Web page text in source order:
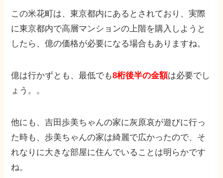
この米花町は、東京都内にあるとされており、実際
に東京都内で高層マンションの上階を購入しようと
したら、億の価格が必要になる場合もありますね。
億は行かずとも、最低でも8桁後半の金額は必要でし
ょう。。
他にも、吉田歩美ちゃんの家に灰原哀が遊びに行っ
た時も、歩美ちゃんの家は綺麗で広かったので、そ
れなりに大きな部屋に住んでいることは明らかです
ね。